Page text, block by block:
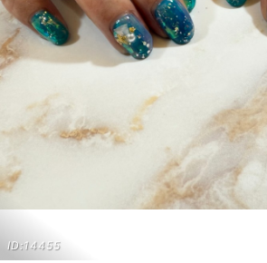
ID:14455